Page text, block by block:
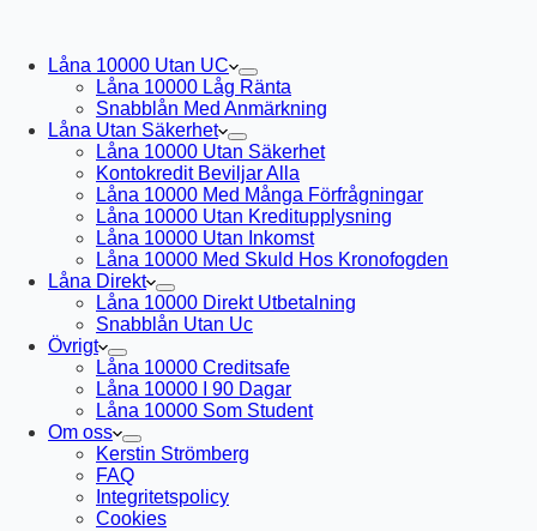
Låna 10000 Utan UC
Låna 10000 Låg Ränta
Snabblån Med Anmärkning
Låna Utan Säkerhet
Låna 10000 Utan Säkerhet
Kontokredit Beviljar Alla
Låna 10000 Med Många Förfrågningar
Låna 10000 Utan Kreditupplysning
Låna 10000 Utan Inkomst
Låna 10000 Med Skuld Hos Kronofogden
Låna Direkt
Låna 10000 Direkt Utbetalning
Snabblån Utan Uc
Övrigt
Låna 10000 Creditsafe
Låna 10000 I 90 Dagar
Låna 10000 Som Student
Om oss
Kerstin Strömberg
FAQ
Integritetspolicy
Cookies